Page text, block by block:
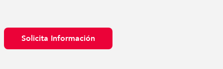
Solicita Información